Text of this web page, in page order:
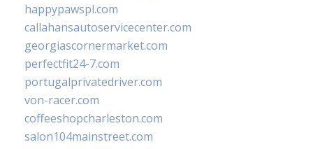
happypawspl.com
callahansautoservicecenter.com
georgiascornermarket.com
perfectfit24-7.com
portugalprivatedriver.com
von-racer.com
coffeeshopcharleston.com
salon104mainstreet.com